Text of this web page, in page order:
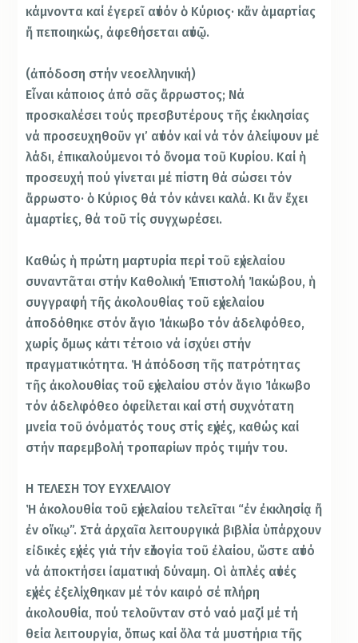
κάμνοντα καί ἐγερεῖ αὐτόν ὁ Κύριος· κἄν ἁμαρτίας
ἤ πεποιηκώς, ἀφεθήσεται αὐτῷ.
(ἀπόδοση στήν νεοελληνική)
Εἶναι κάποιος ἀπό σᾶς ἄρρωστος; Νά
προσκαλέσει τούς πρεσβυτέρους τῆς ἐκκλησίας
νά προσευχηθοῦν γι’ αὐτόν καί νά τόν ἀλείψουν μέ
λάδι, ἐπικαλούμενοι τό ὄνομα τοῦ Κυρίου. Καί ἡ
προσευχή πού γίνεται μέ πίστη θά σώσει τόν
ἄρρωστο· ὁ Κύριος θά τόν κάνει καλά. Κι ἄν ἔχει
ἁμαρτίες, θά τοῦ τίς συγχωρέσει.
Καθώς ἡ πρώτη μαρτυρία περί τοῦ εὐχελαίου
συναντᾶται στήν Καθολική Ἐπιστολή Ἰακώβου, ἡ
συγγραφή τῆς ἀκολουθίας τοῦ εὐχελαίου
ἀποδόθηκε στόν ἅγιο Ἰάκωβο τόν ἀδελφόθεο,
χωρίς ὄμως κάτι τέτοιο νά ἰσχύει στήν
πραγματικότητα. Ἡ ἀπόδοση τῆς πατρότητας
τῆς ἀκολουθίας τοῦ εὐχελαίου στόν ἅγιο Ἰάκωβο
τόν ἀδελφόθεο ὀφείλεται καί στή συχνότατη
μνεία τοῦ ὀνόματός τους στίς εὐχές, καθώς καί
στήν παρεμβολή τροπαρίων πρός τιμήν του.
Η ΤΕΛΕΣΗ ΤΟΥ ΕΥΧΕΛΑΙΟΥ
Ἡ ἀκολουθία τοῦ εὐχελαίου τελεῖται “ἐν ἐκκλησίᾳ ἤ
ἐν οἴκῳ”. Στά ἀρχαῖα λειτουργικά βιβλία ὑπάρχουν
εἰδικές εὐχές γιά τήν εὐλογία τοῦ ἐλαίου, ὥστε αὐτό
νά ἀποκτήσει ἰαματική δύναμη. Οἱ ἁπλές αὐτές
εὐχές ἐξελίχθηκαν μέ τόν καιρό σέ πλήρη
ἀκολουθία, πού τελοῦνταν στό ναό μαζί μέ τή
θεία λειτουργία, ὅπως καί ὅλα τά μυστήρια τῆς